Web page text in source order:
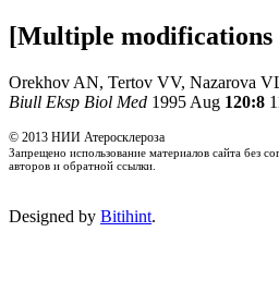
[Multiple modifications
Orekhov AN, Tertov VV, Nazarova
Biull Eksp Biol Med 1995 Aug 120:8
© 2013 НИИ Атеросклероза
Запрещено использование материалов сайта без
авторов и обратной ссылки.
Designed by Bitihint.